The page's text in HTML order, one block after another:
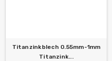
Titanzinkblech 0.55mm-1mm
Titanzink...